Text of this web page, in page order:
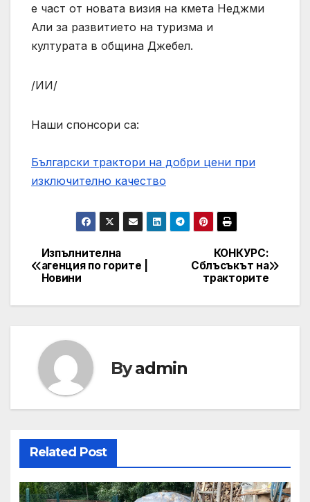
е част от новата визия на кмета Неджми
Али за развитието на туризма и
културата в община Джебел.
/ИИ/
Наши спонсори са:
Български трактори на добри цени при
изключително качество
Post
navigation
КОНКУРС:
Сблъсъкът на
тракторите
Изпълнителна
агенция по горите |
Новини
Byadmin
Related Post